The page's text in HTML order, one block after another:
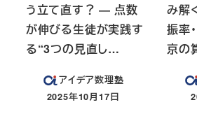
う立て直す？ ― 点数
が伸びる生徒が実践す
る“3つの見直し…
アイデア数理塾
投稿日
2025年10月17日
み解
振率
京の